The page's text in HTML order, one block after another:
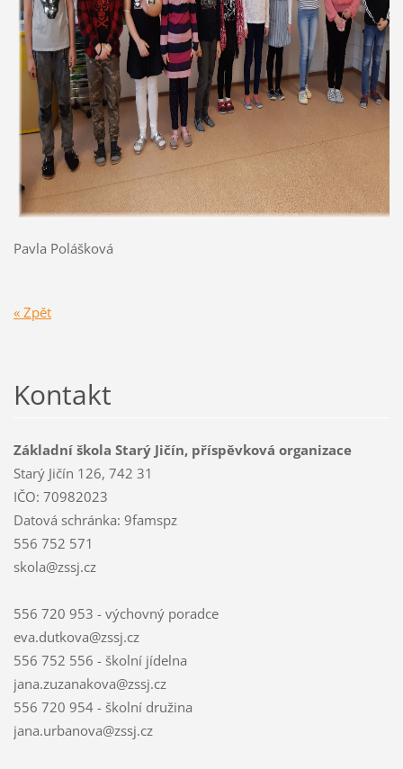
Pavla Polášková
« Zpět
Kontakt
Základní škola Starý Jičín, příspěvková organizace
Starý Jičín 126, 742 31
IČO: 70982023
Datová schránka: 9famspz
556 752 571
skola@zssj.cz
556 720 953 - výchovný poradce
eva.dutkova@zssj.cz
556 752 556 - školní jídelna
jana.zuzanakova@zssj.cz
556 720 954 - školní družina
jana.urbanova@zssj.cz